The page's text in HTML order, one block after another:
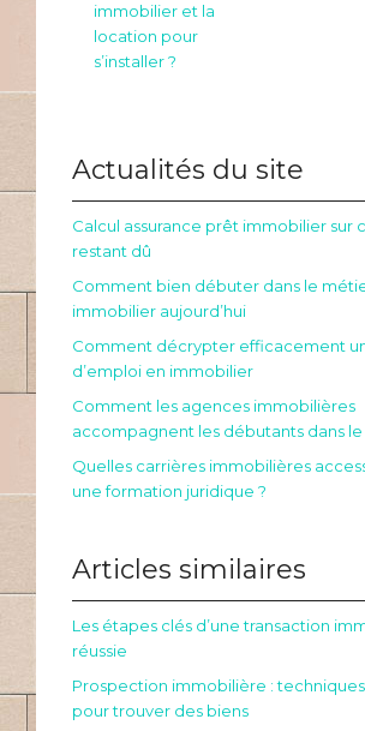
immobilier et la
location pour
s’installer ?
Actualités du site
Calcul assurance prêt immobilier sur
restant dû
Comment bien débuter dans le
immobilier aujourd’hui
Comment décrypter efficacement
d’emploi en immobilier
Comment les agences immobilières
accompagnent les débutants dans
Quelles carrières immobilières
une formation juridique ?
Articles similaires
Les étapes clés d’une transaction
réussie
Prospection immobilière :
pour trouver des biens